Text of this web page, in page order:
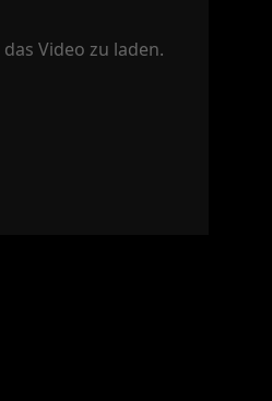
Video zu laden.